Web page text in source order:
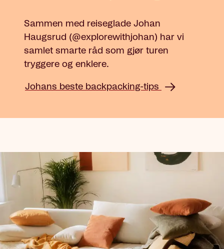
Sammen med reiseglade Johan
Haugsrud (@explorewithjohan) har vi
samlet smarte råd som gjør turen
tryggere og enklere.
Johans beste backpacking-tips